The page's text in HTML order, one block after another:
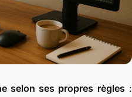
selon ses propres règles :